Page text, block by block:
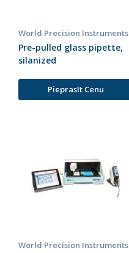
World Precision Instruments
Pre-pulled glass pipette,
silanized
Pieprasīt Cenu
World Precision Instruments